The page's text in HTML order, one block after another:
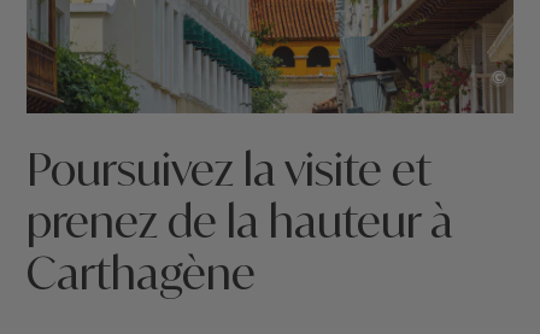
©
Poursuivez la visite et
prenez de la hauteur à
Carthagène